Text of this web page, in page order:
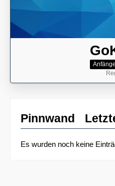
Pinnwand
Es wurden noch keine